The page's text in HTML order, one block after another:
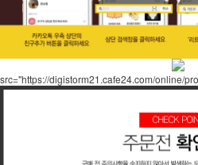
src="https://digistorm21.cafe24.com/online/